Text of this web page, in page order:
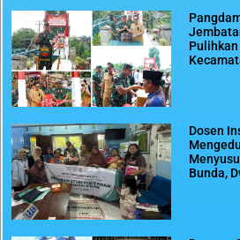
Dosen
Bunda,